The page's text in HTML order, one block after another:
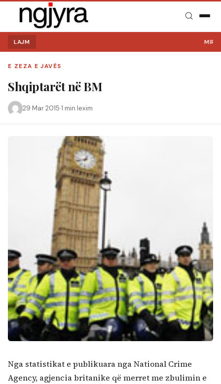
LAJM MIRË
E ZEZA E JAVËS
Shqiptarët në BM
29 Mar 2015·1 min lexim
Nga statistikat e publikuara nga National Crime
Agency, agjencia britanike që merret me zbulimin e